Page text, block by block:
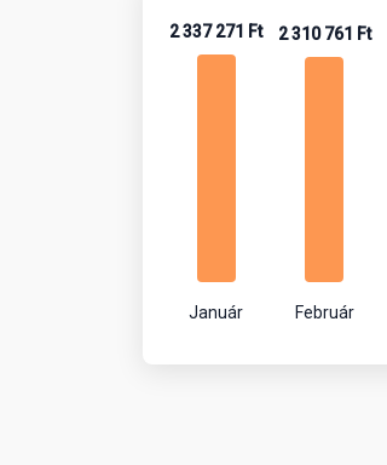
2 337 271 Ft
Január
2 310 761 Ft
Február